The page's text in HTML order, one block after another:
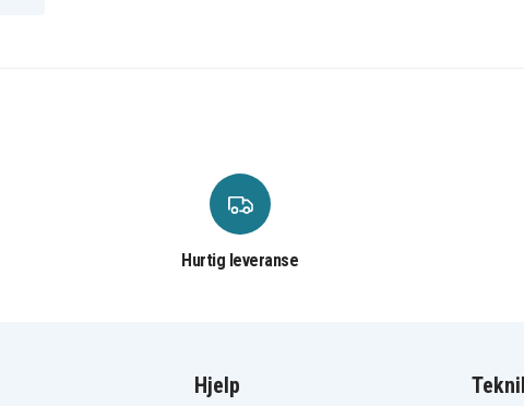
Hurtig leveranse
Hjelp